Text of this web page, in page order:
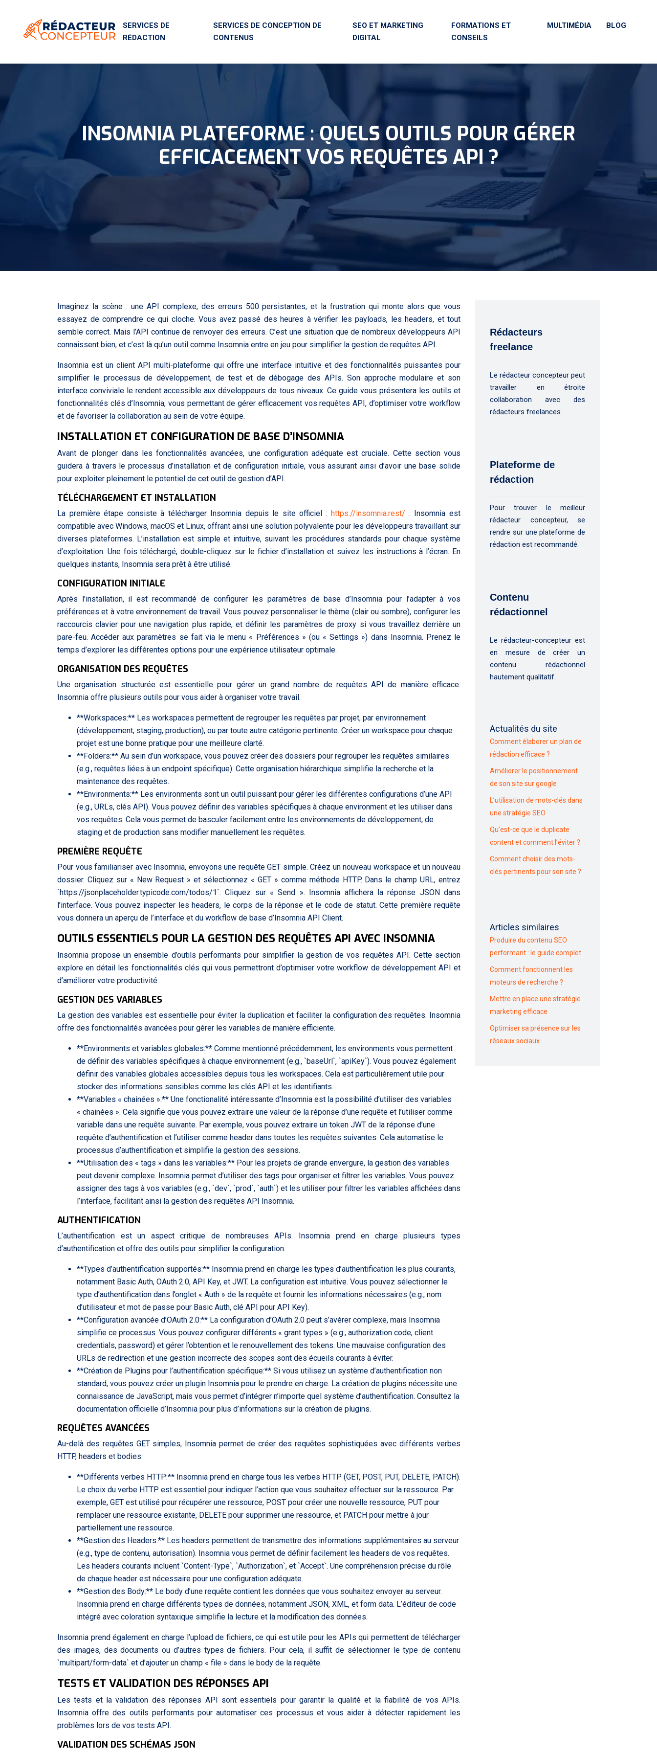
SERVICES DE
RÉDACTION
SERVICES DE CONCEPTION DE
CONTENUS
SEO ET MARKETING
DIGITAL
FORMATIONS ET
CONSEILS
MULTIMÉDIA BLOG
INSOMNIA PLATEFORME : QUELS OUTILS POUR GÉRER
EFFICACEMENT VOS REQUÊTES API ?
Imaginez la scène : une API complexe, des erreurs 500 persistantes, et la frustration qui monte alors que vous
essayez de comprendre ce qui cloche. Vous avez passé des heures à vérifier les payloads, les headers, et tout
semble correct. Mais l’API continue de renvoyer des erreurs. C’est une situation que de nombreux développeurs API
connaissent bien, et c’est là qu’un outil comme Insomnia entre en jeu pour simplifier la gestion de requêtes API.
Insomnia est un client API multi-plateforme qui offre une interface intuitive et des fonctionnalités puissantes pour
simplifier le processus de développement, de test et de débogage des APIs. Son approche modulaire et son
interface conviviale le rendent accessible aux développeurs de tous niveaux. Ce guide vous présentera les outils et
fonctionnalités clés d’Insomnia, vous permettant de gérer efficacement vos requêtes API, d’optimiser votre workflow
et de favoriser la collaboration au sein de votre équipe.
INSTALLATION ET CONFIGURATION DE BASE D’INSOMNIA
Avant de plonger dans les fonctionnalités avancées, une configuration adéquate est cruciale. Cette section vous
guidera à travers le processus d’installation et de configuration initiale, vous assurant ainsi d’avoir une base solide
pour exploiter pleinement le potentiel de cet outil de gestion d’API.
TÉLÉCHARGEMENT ET INSTALLATION
La première étape consiste à télécharger Insomnia depuis le site officiel :https://insomnia.rest/ . Insomnia est
compatible avec Windows, macOS et Linux, offrant ainsi une solution polyvalente pour les développeurs travaillant sur
diverses plateformes. L’installation est simple et intuitive, suivant les procédures standards pour chaque système
d’exploitation. Une fois téléchargé, double-cliquez sur le fichier d’installation et suivez les instructions à l’écran. En
quelques instants, Insomnia sera prêt à être utilisé.
CONFIGURATION INITIALE
Après l’installation, il est recommandé de configurer les paramètres de base d’Insomnia pour l’adapter à vos
préférences et à votre environnement de travail. Vous pouvez personnaliser le thème (clair ou sombre), configurer les
raccourcis clavier pour une navigation plus rapide, et définir les paramètres de proxy si vous travaillez derrière un
pare-feu. Accéder aux paramètres se fait via le menu « Préférences » (ou « Settings ») dans Insomnia. Prenez le
temps d’explorer les différentes options pour une expérience utilisateur optimale.
ORGANISATION DES REQUÊTES
Une organisation structurée est essentielle pour gérer un grand nombre de requêtes API de manière efficace.
Insomnia offre plusieurs outils pour vous aider à organiser votre travail.
**Workspaces:** Les workspaces permettent de regrouper les requêtes par projet, par environnement
(développement, staging, production), ou par toute autre catégorie pertinente. Créer un workspace pour chaque
projet est une bonne pratique pour une meilleure clarté.
**Folders:** Au sein d’un workspace, vous pouvez créer des dossiers pour regrouper les requêtes similaires
(e.g., requêtes liées à un endpoint spécifique). Cette organisation hiérarchique simplifie la recherche et la
maintenance des requêtes.
**Environments:** Les environments sont un outil puissant pour gérer les différentes configurations d’une API
(e.g., URLs, clés API). Vous pouvez définir des variables spécifiques à chaque environment et les utiliser dans
vos requêtes. Cela vous permet de basculer facilement entre les environnements de développement, de
staging et de production sans modifier manuellement les requêtes.
PREMIÈRE REQUÊTE
Pour vous familiariser avec Insomnia, envoyons une requête GET simple. Créez un nouveau workspace et un nouveau
dossier. Cliquez sur « New Request » et sélectionnez « GET » comme méthode HTTP. Dans le champ URL, entrez
`https://jsonplaceholder.typicode.com/todos/1`. Cliquez sur « Send ». Insomnia affichera la réponse JSON dans
l’interface. Vous pouvez inspecter les headers, le corps de la réponse et le code de statut. Cette première requête
vous donnera un aperçu de l’interface et du workflow de base d’Insomnia API Client.
OUTILS ESSENTIELS POUR LA GESTION DES REQUÊTES API AVEC INSOMNIA
Insomnia propose un ensemble d’outils performants pour simplifier la gestion de vos requêtes API. Cette section
explore en détail les fonctionnalités clés qui vous permettront d’optimiser votre workflow de développement API et
d’améliorer votre productivité.
GESTION DES VARIABLES
La gestion des variables est essentielle pour éviter la duplication et faciliter la configuration des requêtes. Insomnia
offre des fonctionnalités avancées pour gérer les variables de manière efficiente.
**Environments et variables globales:** Comme mentionné précédemment, les environments vous permettent
de définir des variables spécifiques à chaque environnement (e.g., `baseUrl`, `apiKey`). Vous pouvez également
définir des variables globales accessibles depuis tous les workspaces. Cela est particulièrement utile pour
stocker des informations sensibles comme les clés API et les identifiants.
**Variables « chainées »:** Une fonctionalité intéressante d’Insomnia est la possibilité d’utiliser des variables
« chainées ». Cela signifie que vous pouvez extraire une valeur de la réponse d’une requête et l’utiliser comme
variable dans une requête suivante. Par exemple, vous pouvez extraire un token JWT de la réponse d’une
requête d’authentification et l’utiliser comme header dans toutes les requêtes suivantes. Cela automatise le
processus d’authentification et simplifie la gestion des sessions.
**Utilisation des « tags » dans les variables:** Pour les projets de grande envergure, la gestion des variables
peut devenir complexe. Insomnia permet d’utiliser des tags pour organiser et filtrer les variables. Vous pouvez
assigner des tags à vos variables (e.g., `dev`, `prod`, `auth`) et les utiliser pour filtrer les variables affichées dans
l’interface, facilitant ainsi la gestion des requêtes API Insomnia.
AUTHENTIFICATION
L’authentification est un aspect critique de nombreuses APIs. Insomnia prend en charge plusieurs types
d’authentification et offre des outils pour simplifier la configuration.
**Types d’authentification supportés:** Insomnia prend en charge les types d’authentification les plus courants,
notamment Basic Auth, OAuth 2.0, API Key, et JWT. La configuration est intuitive. Vous pouvez sélectionner le
type d’authentification dans l’onglet « Auth » de la requête et fournir les informations nécessaires (e.g., nom
d’utilisateur et mot de passe pour Basic Auth, clé API pour API Key).
**Configuration avancée d’OAuth 2.0:** La configuration d’OAuth 2.0 peut s’avérer complexe, mais Insomnia
simplifie ce processus. Vous pouvez configurer différents « grant types » (e.g., authorization code, client
credentials, password) et gérer l’obtention et le renouvellement des tokens. Une mauvaise configuration des
URLs de redirection et une gestion incorrecte des scopes sont des écueils courants à éviter.
**Création de Plugins pour l’authentification spécifique:** Si vous utilisez un système d’authentification non
standard, vous pouvez créer un plugin Insomnia pour le prendre en charge. La création de plugins nécessite une
connaissance de JavaScript, mais vous permet d’intégrer n’importe quel système d’authentification. Consultez la
documentation officielle d’Insomnia pour plus d’informations sur la création de plugins.
REQUÊTES AVANCÉES
Au-delà des requêtes GET simples, Insomnia permet de créer des requêtes sophistiquées avec différents verbes
HTTP, headers et bodies.
**Différents verbes HTTP:** Insomnia prend en charge tous les verbes HTTP (GET, POST, PUT, DELETE, PATCH).
Le choix du verbe HTTP est essentiel pour indiquer l’action que vous souhaitez effectuer sur la ressource. Par
exemple, GET est utilisé pour récupérer une ressource, POST pour créer une nouvelle ressource, PUT pour
remplacer une ressource existante, DELETE pour supprimer une ressource, et PATCH pour mettre à jour
partiellement une ressource.
**Gestion des Headers:** Les headers permettent de transmettre des informations supplémentaires au serveur
(e.g., type de contenu, autorisation). Insomnia vous permet de définir facilement les headers de vos requêtes.
Les headers courants incluent `Content-Type`, `Authorization`, et `Accept`. Une compréhension précise du rôle
de chaque header est nécessaire pour une configuration adéquate.
**Gestion des Body:** Le body d’une requête contient les données que vous souhaitez envoyer au serveur.
Insomnia prend en charge différents types de données, notamment JSON, XML, et form data. L’éditeur de code
intégré avec coloration syntaxique simplifie la lecture et la modification des données.
Insomnia prend également en charge l’upload de fichiers, ce qui est utile pour les APIs qui permettent de télécharger
des images, des documents ou d’autres types de fichiers. Pour cela, il suffit de sélectionner le type de contenu
`multipart/form-data` et d’ajouter un champ « file » dans le body de la requête.
TESTS ET VALIDATION DES RÉPONSES API
Les tests et la validation des réponses API sont essentiels pour garantir la qualité et la fiabilité de vos APIs.
Insomnia offre des outils performants pour automatiser ces processus et vous aider à détecter rapidement les
problèmes lors de vos tests API.
VALIDATION DES SCHÉMAS JSON
Rédacteurs
freelance
Le rédacteur concepteur peut
travailler en étroite
collaboration avec des
rédacteurs freelances.
Plateforme de
rédaction
Pour trouver le meilleur
rédacteur concepteur, se
rendre sur une plateforme de
rédaction est recommandé.
Contenu
rédactionnel
Le rédacteur-concepteur est
en mesure de créer un
contenu rédactionnel
hautement qualitatif.
Actualités du site
Comment élaborer un plan de
rédaction efficace ?
Améliorer le positionnement
de son site sur google
L’utilisation de mots-clés dans
une stratégie SEO
Qu’est-ce que le duplicate
content et comment l’éviter ?
Comment choisir des mots-
clés pertinents pour son site ?
Articles similaires
Produire du contenu SEO
performant : le guide complet
Comment fonctionnent les
moteurs de recherche ?
Mettre en place une stratégie
marketing efficace
Optimiser sa présence sur les
réseaux sociaux